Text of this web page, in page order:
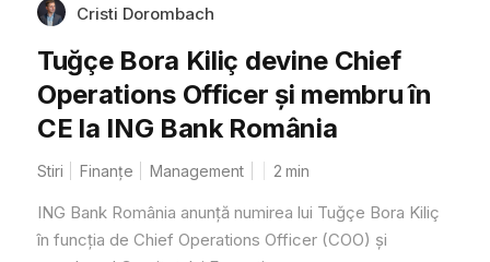
Cristi Dorombach
Tuğçe Bora Kiliç devine Chief
Operations Officer și membru în
CE la ING Bank România
Stiri Finanțe Management 2 min
ING Bank România anunță numirea lui Tuğçe Bora Kiliç
în funcția de Chief Operations Officer (COO) și